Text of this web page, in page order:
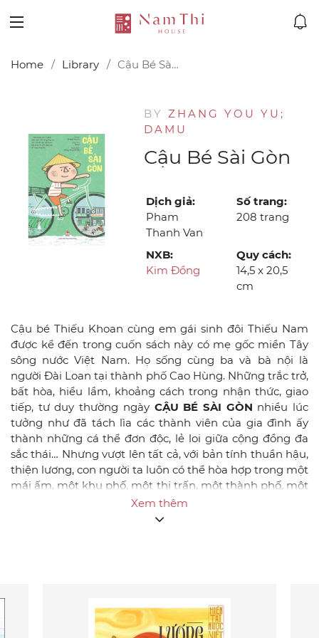
Home Library Cậu Bé Sài Gòn
BY ZHANG YOU YU;
DAMU
Cậu Bé Sài Gòn
Dịch giả:
Pham
Thanh Van
Số trang:
208 trang
NXB:
Kim Đồng
Quy cách:
14,5 x 20,5
cm
Cậu bé Thiếu Khoan cùng em gái sinh đôi Thiếu Nam
được kể đến trong cuốn sách này có mẹ gốc miền Tây
sông nước Việt Nam. Họ sống cùng ba và bà nội là
người Đài Loan tại thành phố Cao Hùng. Những trắc trở,
bất hòa, hiểu lầm, khoảng cách trong nhận thức, giao
tiếp, tư duy thường ngày CẬU BÉ SÀI GÒN nhiều lúc
tưởng như đã tách lìa các thành viên của gia đình ấy
thành những cá thể đơn độc, lẻ loi giữa cộng đồng đa
sắc thái… Nhưng vượt lên tất cả, với bản tính thuần hậu,
thiện lương, con người ta luôn có thể hòa hợp trong một
mái ấm, một khu phố, một thị trấn, một thành phố, một
quốc gia… thậm chí còn lớn rộng hơn thế khi cùng là
NGƯỜI TRÁI ĐẤT có chung ước mơ về tình yêu thương
mắt tôi đỏ hoe và tâm trí lại hiện ra câu chuyện bất
hạnh của những người dân nhập cư mà tôi đã được
Xem thêm